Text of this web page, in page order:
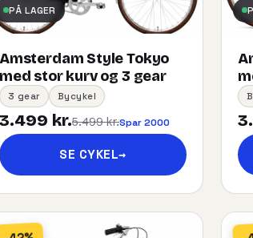
PÅ LAGER
Amsterdam Style Tokyo
med stor kurv og 3 gear
3 gear Bycykel
3.499 kr.5.499 kr.Spar 2000
SE CYKEL→